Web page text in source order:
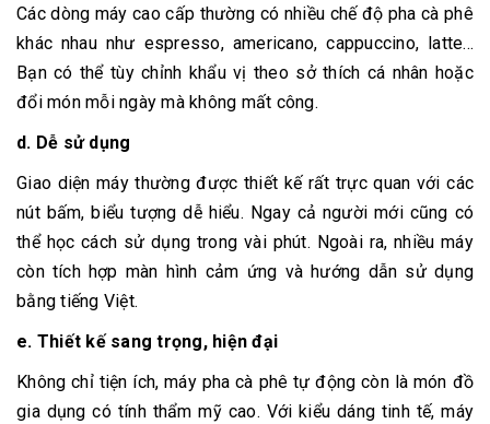
Các dòng máy cao cấp thường có nhiều chế độ pha cà phê
khác nhau như espresso, americano, cappuccino, latte...
Bạn có thể tùy chỉnh khẩu vị theo sở thích cá nhân hoặc
đổi món mỗi ngày mà không mất công.
d. Dễ sử dụng
Giao diện máy thường được thiết kế rất trực quan với các
nút bấm, biểu tượng dễ hiểu. Ngay cả người mới cũng có
thể học cách sử dụng trong vài phút. Ngoài ra, nhiều máy
còn tích hợp màn hình cảm ứng và hướng dẫn sử dụng
bằng tiếng Việt.
e. Thiết kế sang trọng, hiện đại
Không chỉ tiện ích, máy pha cà phê tự động còn là món đồ
gia dụng có tính thẩm mỹ cao. Với kiểu dáng tinh tế, máy